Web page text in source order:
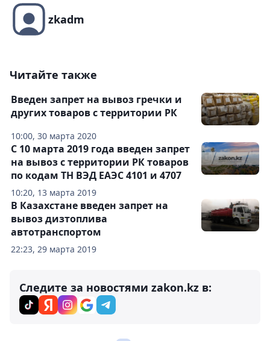
zkadm
Читайте также
10:00, 30 марта 2020
Введен запрет на вывоз гречки и
других товаров с территории РК
10:20, 13 марта 2019
С 10 марта 2019 года введен запрет
на вывоз с территории РК товаров
по кодам ТН ВЭД ЕАЭС 4101 и 4707
22:23, 29 марта 2019
В Казахстане введен запрет на
вывоз дизтоплива
автотранспортом
Следите за новостями zakon.kz в: